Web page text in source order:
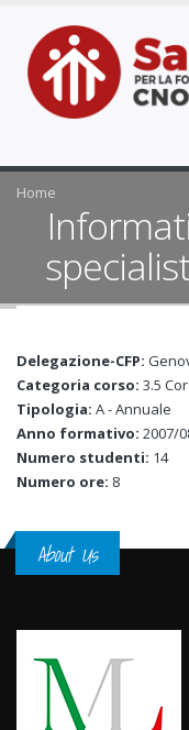
Home
Delegazione-CFP:
Categoria corso: 3.5
Tipologia: A - Annuale
Anno formativo: 2007/
Numero studenti: 14
Numero ore: 8
About Us